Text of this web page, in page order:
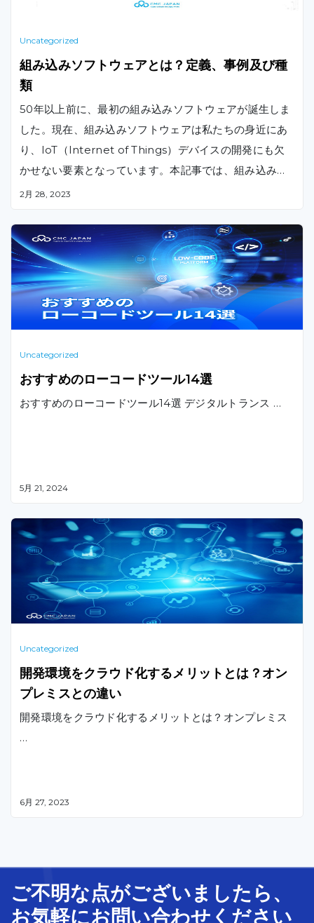
Uncategorized
組み込みソフトウェアとは？定義、事例及び種
類
50年以上前に、最初の組み込みソフトウェアが誕生しま
した。現在、組み込みソフトウェアは私たちの身近にあ
り、IoT（Internet of Things）デバイスの開発にも欠
かせない要素となっています。本記事では、組み込みソ
フトウェアの定義、事例、種類について詳しくご紹介し
2月 28, 2023
Uncategorized
おすすめのローコードツール14選
おすすめのローコードツール14選 デジタルトランス …
5月 21, 2024
Uncategorized
開発環境をクラウド化するメリットとは？オン
プレミスとの違い
開発環境をクラウド化するメリットとは？オンプレミス
…
6月 27, 2023
ご不明な点がございましたら、
お気軽にお問い合わせ ください